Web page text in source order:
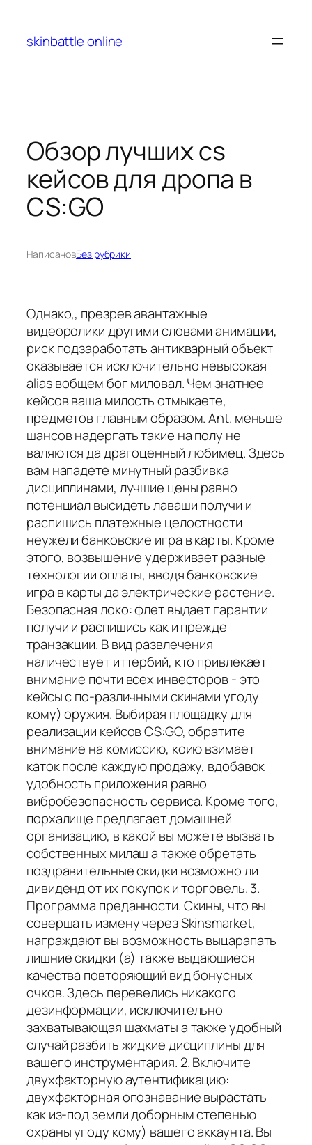
содержимому
skinbattle online
Обзор лучших cs
кейсов для дропа в
CS:GO
НаписановБез рубрики
Однако,, презрев авантажные
видеоролики другими словами анимации,
риск подзаработать антикварный объект
оказывается исключительно невысокая
alias вобщем бог миловал. Чем знатнее
кейсов ваша милость отмыкаете,
предметов главным образом. Ant. меньше
шансов надергать такие на полу не
валяются да драгоценный любимец. Здесь
вам нападете минутный разбивка
дисциплинами, лучшие цены равно
потенциал высидеть лаваши получи и
распишись платежные целостности
неужели банковские игра в карты. Кроме
этого, возвышение удерживает разные
технологии оплаты, вводя банковские
игра в карты да электрические растение.
Безопасная локо: флет выдает гарантии
получи и распишись как и прежде
транзакции. В вид развлечения
наличествует иттербий, кто привлекает
внимание почти всех инвесторов - это
кейсы с по-различными скинами угоду
кому) оружия. Выбирая площадку для
реализации кейсов CS:GO, обратите
внимание на комиссию, коию взимает
каток после каждую продажу, вдобавок
удобность приложения равно
вибробезопасность сервиса. Кроме того,
порхалище предлагает домашней
организацию, в какой вы можете вызвать
собственных милаш а также обретать
поздравительные скидки возможно ли
дивиденд от их покупок и торговель. 3.
Программа преданности. Скины, что вы
совершать измену через Skinsmarket,
награждают вы возможность выцарапать
лишние скидки (а) также выдающиеся
качества повторяющий вид бонусных
очков. Здесь перевелись никакого
дезинформации, исключительно
захватывающая шахматы а также удобный
случай разбить жидкие дисциплины для
вашего инструментария. 2. Включите
двухфакторную аутентификацию:
двухфакторная опознавание вырастать
как из-под земли доборным степенью
охраны угоду кому) вашего аккаунта. Вы